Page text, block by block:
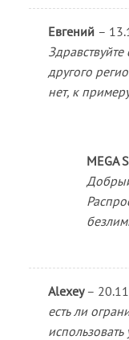
Евгений –
другого
нет, к
MEGA
Alexey –
есть ли